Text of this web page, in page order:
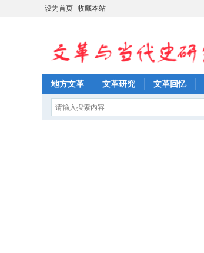
设为首页 收藏本站
地方文革 文革研究 文革回忆